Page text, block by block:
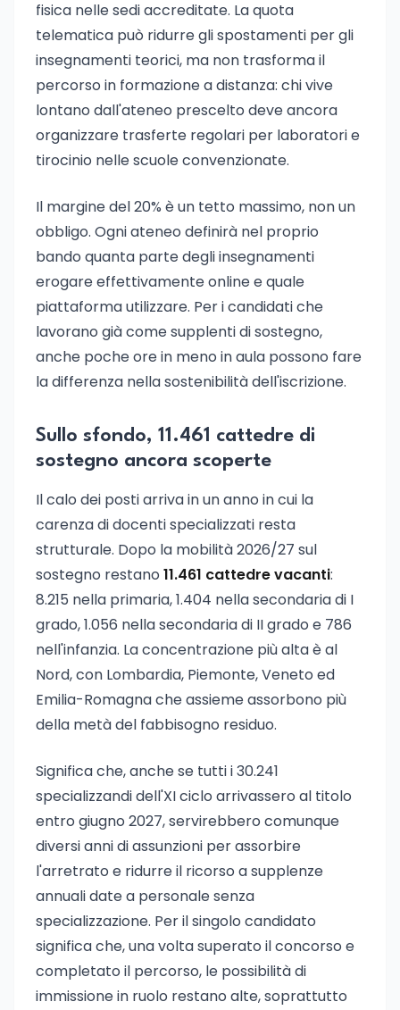
fisica nelle sedi accreditate. La quota
telematica può ridurre gli spostamenti per gli
insegnamenti teorici, ma non trasforma il
percorso in formazione a distanza: chi vive
lontano dall'ateneo prescelto deve ancora
organizzare trasferte regolari per laboratori e
tirocinio nelle scuole convenzionate.
Il margine del 20% è un tetto massimo, non un
obbligo. Ogni ateneo definirà nel proprio
bando quanta parte degli insegnamenti
erogare effettivamente online e quale
piattaforma utilizzare. Per i candidati che
lavorano già come supplenti di sostegno,
anche poche ore in meno in aula possono fare
la differenza nella sostenibilità dell'iscrizione.
Sullo sfondo, 11.461 cattedre di
sostegno ancora scoperte
Il calo dei posti arriva in un anno in cui la
carenza di docenti specializzati resta
strutturale. Dopo la mobilità 2026/27 sul
sostegno restano 11.461 cattedre vacanti:
8.215 nella primaria, 1.404 nella secondaria di I
grado, 1.056 nella secondaria di II grado e 786
nell'infanzia. La concentrazione più alta è al
Nord, con Lombardia, Piemonte, Veneto ed
Emilia-Romagna che assieme assorbono più
della metà del fabbisogno residuo.
Significa che, anche se tutti i 30.241
specializzandi dell'XI ciclo arrivassero al titolo
entro giugno 2027, servirebbero comunque
diversi anni di assunzioni per assorbire
l'arretrato e ridurre il ricorso a supplenze
annuali date a personale senza
specializzazione. Per il singolo candidato
significa che, una volta superato il concorso e
completato il percorso, le possibilità di
immissione in ruolo restano alte, soprattutto